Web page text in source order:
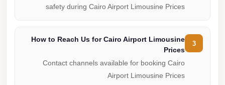
safety during Cairo Airport Limousine Prices
How to Reach Us for Cairo Airport Limousine
Prices
Contact channels available for booking Cairo
Airport Limousine Prices